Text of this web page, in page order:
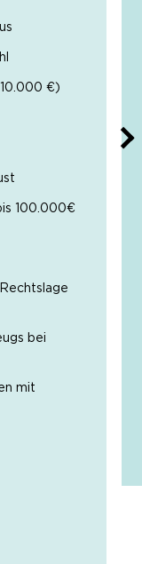
€)
100.000€
bei
mit